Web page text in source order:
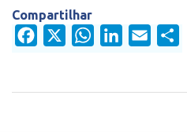
Compartilhar
Facebook
WhatsAppLinkedIn
Email